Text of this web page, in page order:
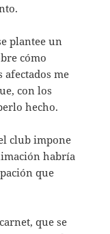
plantee un
cómo
afectados me
con los
hecho.
club impone
habría
que
que se